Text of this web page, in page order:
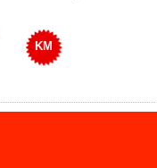
KM